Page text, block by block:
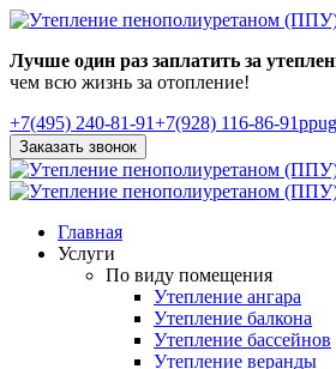
Лучше один раз заплатить за
чем всю жизнь за отопление!
+7(495) 240-81-91+7(928) 116-86-91
Заказать звонок
Главная
Услуги
По виду помещения
Утепление ангара
Утепление балкона
Утепление бассейнов
Утепление веранды